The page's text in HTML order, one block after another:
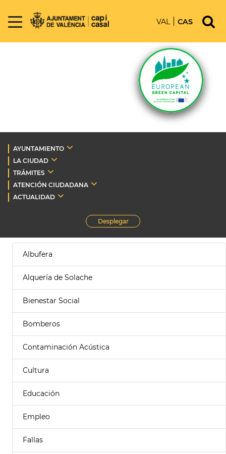
VAL CAS
AYUNTAMIENTO
LA CIUDAD
TRÁMITES
ATENCIÓN CIUDADANA
ACTUALIDAD
Desplegar
Albufera
Alquería de Solache
Bienestar Social
Bomberos
Contaminación Acústica
Cultura
Educación
Empleo
Fallas